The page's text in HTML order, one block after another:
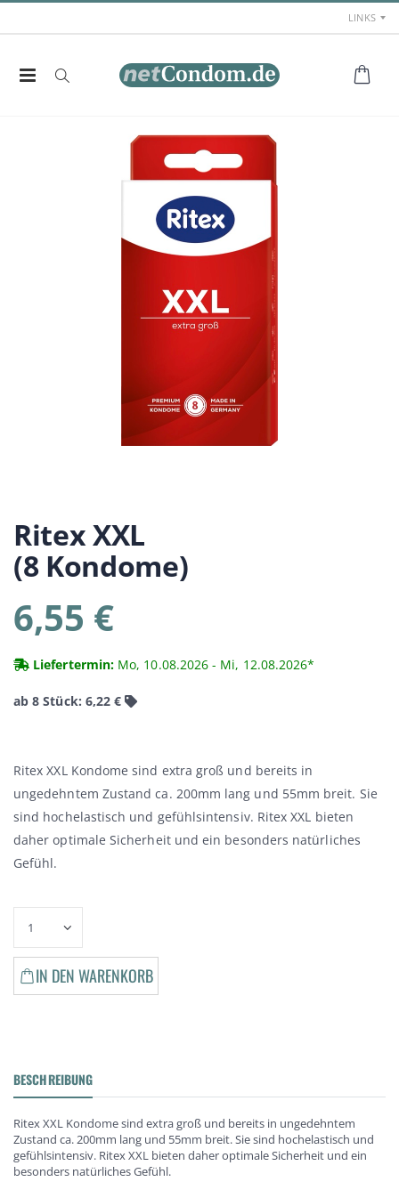
LINKS
RitexXXL
(8 Kondome)
6,55 €
Liefertermin: Mo, 10.08.2026 - Mi, 12.08.2026*
ab 8 Stück: 6,22 €
Ritex XXL Kondome sind extra groß und bereits in
ungedehntem Zustand ca. 200mm lang und 55mm breit. Sie
sind hochelastisch und gefühlsintensiv. Ritex XXL bieten
daher optimale Sicherheit und ein besonders natürliches
Gefühl.
IN DEN WARENKORB
BESCHREIBUNG
Ritex XXL Kondome sind extra groß und bereits in ungedehntem
Zustand ca. 200mm lang und 55mm breit. Sie sind hochelastisch und
gefühlsintensiv. Ritex XXL bieten daher optimale Sicherheit und ein
besonders natürliches Gefühl.